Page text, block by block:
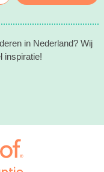
in Nederland? Wij
inspiratie!